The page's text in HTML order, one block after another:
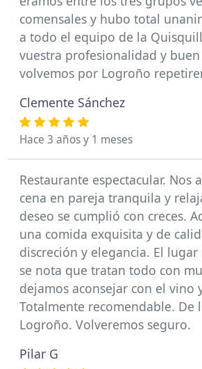
comensales y hubo total
a todo el equipo de la
vuestra profesionalidad y buen
volvemos por Logroño
Clemente Sánchez
Hace 3 años y 1 meses
Restaurante espectacular. Nos
cena en pareja tranquila y
deseo se cumplió con creces.
una comida exquisita y de
discreción y elegancia. El
se nota que tratan todo con
dejamos aconsejar con el vino
Totalmente recomendable. De
Logroño. Volveremos seguro.
Pilar G